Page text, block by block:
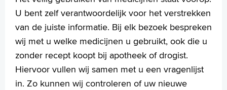
Verwijzers
Wetenschappelijk onderzoek
Tekstgrootte A
U bent zelf verantwoordelijk voor het verstrekken
van de juiste informatie. Bij elk bezoek bespreken
wij met u welke medicijnen u gebruikt, ook die u
zonder recept koopt bij apotheek of drogist.
Hiervoor vullen wij samen met u een vragenlijst
in. Zo kunnen wij controleren of uw nieuwe